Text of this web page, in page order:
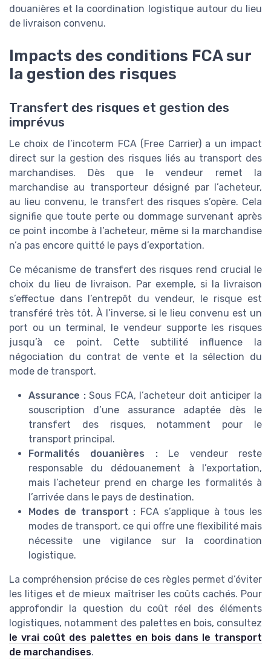
douanières et la coordination logistique autour du lieu
de livraison convenu.
Impacts des conditions FCA sur
la gestion des risques
Transfert des risques et gestion des
imprévus
Le choix de l’incoterm FCA (Free Carrier) a un impact
direct sur la gestion des risques liés au transport des
marchandises. Dès que le vendeur remet la
marchandise au transporteur désigné par l’acheteur,
au lieu convenu, le transfert des risques s’opère. Cela
signifie que toute perte ou dommage survenant après
ce point incombe à l’acheteur, même si la marchandise
n’a pas encore quitté le pays d’exportation.
Ce mécanisme de transfert des risques rend crucial le
choix du lieu de livraison. Par exemple, si la livraison
s’effectue dans l’entrepôt du vendeur, le risque est
transféré très tôt. À l’inverse, si le lieu convenu est un
port ou un terminal, le vendeur supporte les risques
jusqu’à ce point. Cette subtilité influence la
négociation du contrat de vente et la sélection du
mode de transport.
Assurance :Sous FCA, l’acheteur doit anticiper la
souscription d’une assurance adaptée dès le
transfert des risques, notamment pour le
transport principal.
Formalités douanières :Le vendeur reste
responsable du dédouanement à l’exportation,
mais l’acheteur prend en charge les formalités à
l’arrivée dans le pays de destination.
Modes de transport : FCA s’applique à tous les
modes de transport, ce qui offre une flexibilité mais
nécessite une vigilance sur la coordination
logistique.
La compréhension précise de ces règles permet d’éviter
les litiges et de mieux maîtriser les coûts cachés. Pour
approfondir la question du coût réel des éléments
logistiques, notamment des palettes en bois, consultez
le vrai coût des palettes en bois dans le transport
de marchandises.